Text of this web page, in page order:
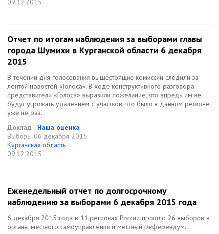
09.12.2015
Отчет по итогам наблюдения за выборами главы
города Шумихи в Курганской области 6 декабря
2015
В течении дня голосования вышестоящие комиссии следили за
лентой новостей «Голоса». В ходе конструктивного разговора
представители «Голоса» выразили пожелание, что впредь им не
будут угрожать удалением с участков, что было в данном регионе
уже не раз.
Доклад
Наша оценка
Выборы 06 декабря 2015
Курганская область
09.12.2015
Еженедельный отчет по долгосрочному
наблюдению за выборами 6 декабря 2015 года
6 декабря 2015 года в 11 регионах России прошло 26 выборов в
органы местного самоуправления и местный референдум.